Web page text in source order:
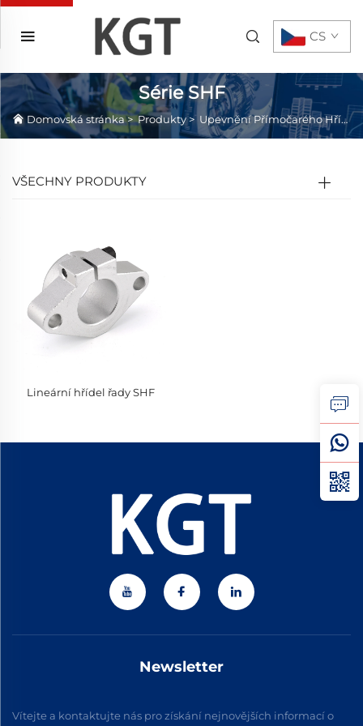
CS
Série SHF
Domovská stránka>Produkty> Upevnění Přímočarého Hřídele
VŠECHNY PRODUKTY
Lineární hřídel řady SHF
Newsletter
Vítejte a kontaktujte nás pro získání nejnovějších informací o